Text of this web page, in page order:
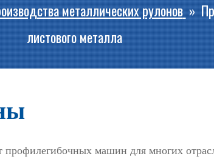
металлических рулонов »
листового металла
машин для многих